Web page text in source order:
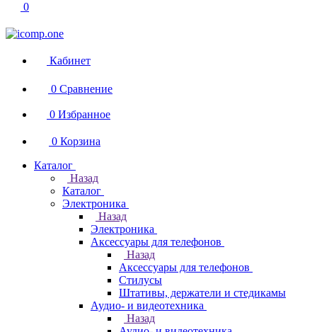
0
Кабинет
0 Сравнение
0 Избранное
0 Корзина
Каталог
Назад
Каталог
Электроника
Назад
Электроника
Аксессуары для телефонов
Назад
Аксессуары для телефонов
Стилусы
Штативы, держатели и стедикамы
Аудио- и видеотехника
Назад